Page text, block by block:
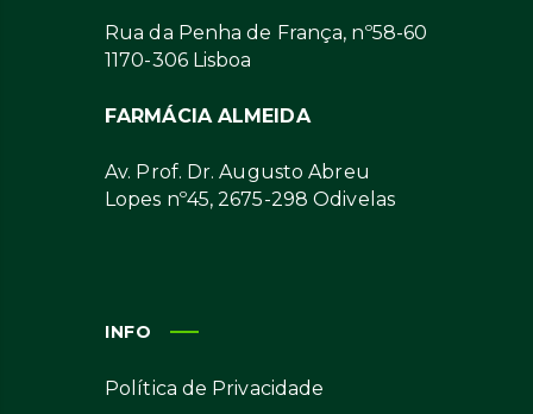
Rua da Penha de França, nº58-60
1170-306 Lisboa
FARMÁCIA ALMEIDA
Av. Prof. Dr. Augusto Abreu
Lopes nº45, 2675-298 Odivelas
INFO
Política de Privacidade